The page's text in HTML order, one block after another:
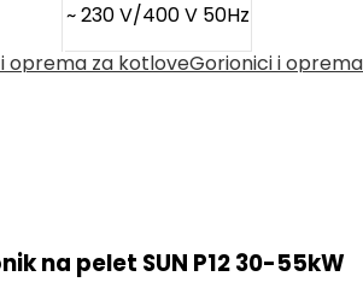
~ 230 V/400 V 50Hz
oprema za kotloveGorionici i
na pelet SUN P12 30-55kW